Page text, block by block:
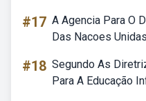
#17 A Agencia Para O
Das Nacoes
#18 Segundo As
Para A Educação